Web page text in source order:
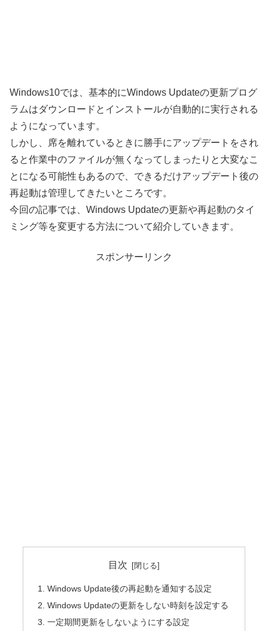
Windows10では、基本的にWindows Updateの更新プログ
ラムはダウンロードとインストールが自動的に実行される
ようになっています。
しかし、席を離れているときに勝手にアップデートをされ
ると作業中のファイルが無くなってしまったりと大変なこ
とになる可能性もあるので、できるだけアップデート後の
再起動は管理してきたいところです。
今回の記事では、Windows Updateの更新や再起動のタイ
ミング等を変更する方法について紹介していきます。
スポンサーリンク
目次
Windows Update後の再起動を通知する設定
Windows Updateの更新をしない時刻を設定する
一定期間更新をしないようにする設定